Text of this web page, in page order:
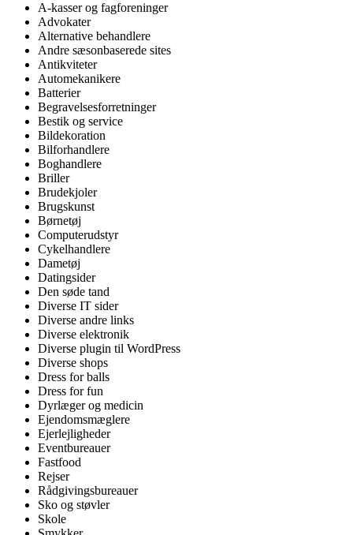
A-kasser og fagforeninger
Advokater
Alternative behandlere
Andre sæsonbaserede sites
Antikviteter
Automekanikere
Batterier
Begravelsesforretninger
Bestik og service
Bildekoration
Bilforhandlere
Boghandlere
Briller
Brudekjoler
Brugskunst
Børnetøj
Computerudstyr
Cykelhandlere
Dametøj
Datingsider
Den søde tand
Diverse IT sider
Diverse andre links
Diverse elektronik
Diverse plugin til WordPress
Diverse shops
Dress for balls
Dress for fun
Dyrlæger og medicin
Ejendomsmæglere
Ejerlejligheder
Eventbureauer
Fastfood
Rejser
Rådgivingsbureauer
Sko og støvler
Skole